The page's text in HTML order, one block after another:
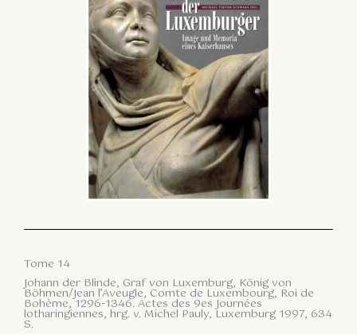
Tome 14
Johann der Blinde, Graf von Luxemburg, König von
Böhmen/Jean l’Aveugle, Comte de Luxembourg, Roi de
Bohème, 1296-1346. Actes des 9es Journées
lotharingiennes, hrg. v. Michel Pauly, Luxemburg 1997, 634
S.